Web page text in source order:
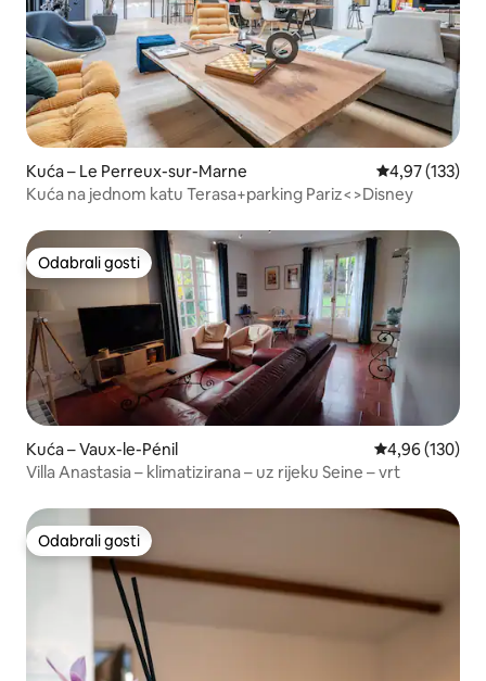
Kuća – Le Perreux-sur-Marne Prosječna
4,97 (133)
Kuća na jednom katu Terasa+parking Pariz<>Disney
Odabrali gosti
Odabrali gosti
Kuća – Vaux-le-Pénil Prosječna
4,96 (130)
Villa Anastasia – klimatizirana – uz rijeku Seine – vrt
Odabrali gosti
Odabrali gosti